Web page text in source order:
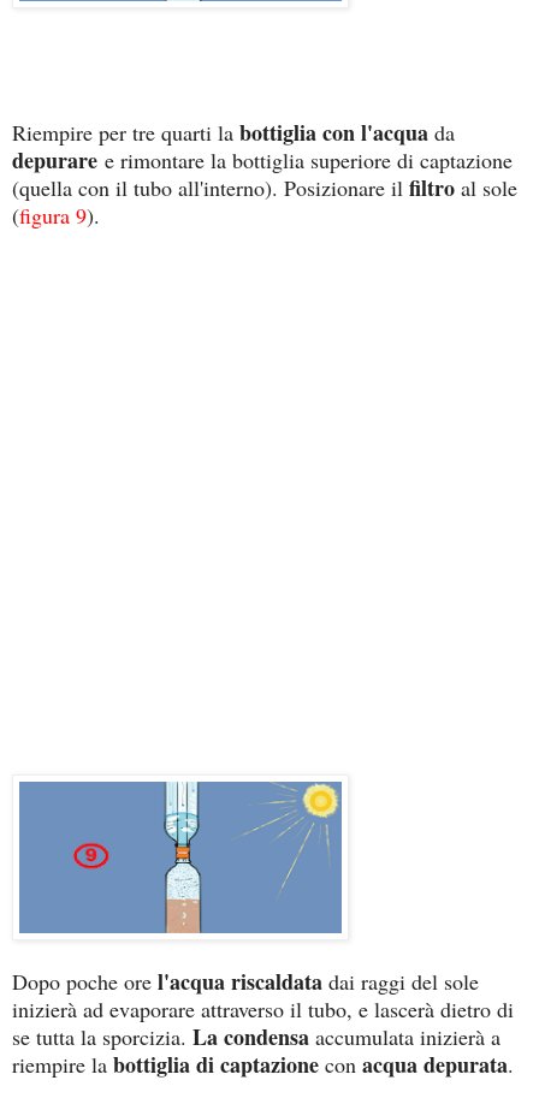
Riempire per tre quarti la bottiglia con l'acqua da
depurare e rimontare la bottiglia superiore di captazione
(quella con il tubo all'interno). Posizionare il filtro al sole
(figura 9).
Dopo poche ore l'acqua riscaldata dai raggi del sole
inizierà ad evaporare attraverso il tubo, e lascerà dietro di
se tutta la sporcizia. La condensa accumulata inizierà a
riempire la bottiglia di captazione con acqua depurata.